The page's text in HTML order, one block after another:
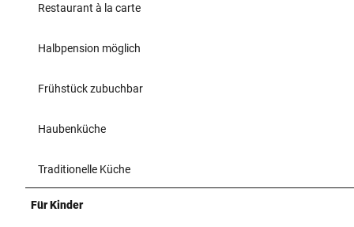
Restaurant à la carte
Halbpension möglich
Frühstück zubuchbar
Haubenküche
Traditionelle Küche
Für Kinder